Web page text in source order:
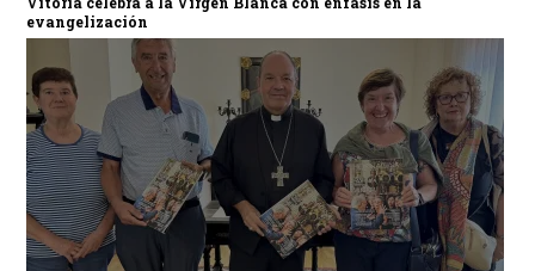
evangelización